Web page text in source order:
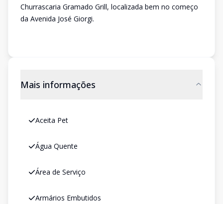
Churrascaria Gramado Grill, localizada bem no começo
da Avenida José Giorgi.
Mais informações
Aceita Pet
Água Quente
Área de Serviço
Armários Embutidos